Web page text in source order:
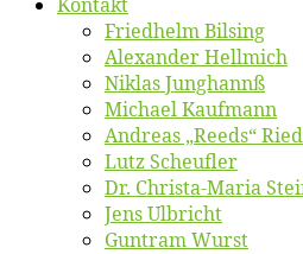
Fried­helm Bilsing
Alex­an­der Hellmich
Ni­klas Junghannß
Mi­cha­el Kaufmann
An­dre­as „Reeds“
Lutz Scheuf­ler
Dr. Chris­­ta-Ma­ria
Jens Ulb­richt
Gun­tram Wurst